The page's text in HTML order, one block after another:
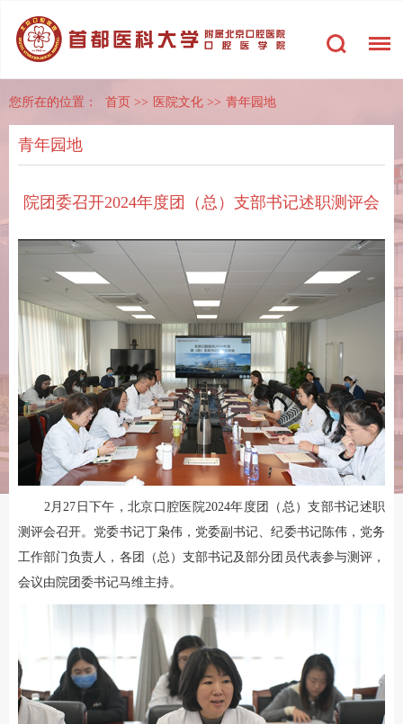
您所在的位置： 首页 >> 医院文化 >> 青年园地
青年园地
院团委召开2024年度团（总）支部书记述职测评会
2月27日下午，北京口腔医院2024年度团（总）支部书记述职
测评会召开。党委书记丁枭伟，党委副书记、纪委书记陈伟，党务
工作部门负责人，各团（总）支部书记及部分团员代表参与测评，
会议由院团委书记马维主持。